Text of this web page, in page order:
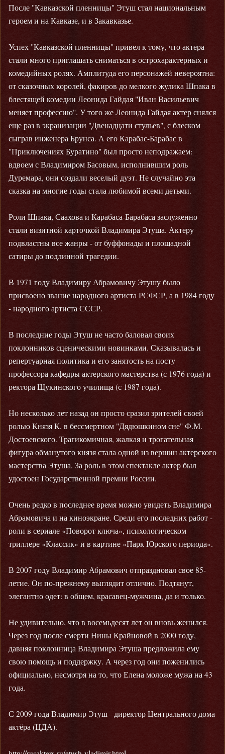
После "Кавказской пленницы" Этуш стал национальным
героем и на Кавказе, и в Закавказье.
Успех "Кавказской пленницы" привел к тому, что актера
стали много приглашать сниматься в острохарактерных и
комедийных ролях. Амплитуда его персонажей невероятна:
от сказочных королей, факиров до мелкого жулика Шпака в
блестящей комедии Леонида Гайдая "Иван Васильевич
меняет профессию". У того же Леонида Гайдая актер снялся
еще раз в экранизации "Двенадцати стульев", с блеском
сыграв инженера Брунса. А его Карабас-Барабас в
"Приключениях Буратино" был просто неподражаем:
вдвоем с Владимиром Басовым, исполнившим роль
Дуремара, они создали веселый дуэт. Не случайно эта
сказка на многие годы стала любимой всеми детьми.
Роли Шпака, Саахова и Карабаса-Барабаса заслуженно
стали визитной карточкой Владимира Этуша. Актеру
подвластны все жанры - от буффонады и площадной
сатиры до подлинной трагедии.
В 1971 году Владимиру Абрамовичу Этушу было
присвоено звание народного артиста РСФСР, а в 1984 году
- народного артиста СССР.
В последние годы Этуш не часто баловал своих
поклонников сценическими новинками. Сказывалась и
репертуарная политика и его занятость на посту
профессора кафедры актерского мастерства (с 1976 года) и
ректора Щукинского училища (с 1987 года).
Но несколько лет назад он просто сразил зрителей своей
ролью Князя К. в бессмертном "Дядюшкином сне" Ф.М.
Достоевского. Трагикомичная, жалкая и трогательная
фигура обманутого князя стала одной из вершин актерского
мастерства Этуша. За роль в этом спектакле актер был
удостоен Государственной премии России.
Очень редко в последнее время можно увидеть Владимира
Абрамовича и на киноэкране. Среди его последних работ -
роли в сериале «Поворот ключа», психологическом
триллере «Классик» и в картине «Парк Юрского периода».
В 2007 году Владимир Абрамович отпраздновал свое 85-
летие. Он по-прежнему выглядит отлично. Подтянут,
элегантно одет: в общем, красавец-мужчина, да и только.
Не удивительно, что в восемьдесят лет он вновь женился.
Через год после смерти Нины Крайновой в 2000 году,
давняя поклонница Владимира Этуша предложила ему
свою помощь и поддержку. А через год они поженились
официально, несмотря на то, что Елена моложе мужа на 43
года.
С 2009 года Владимир Этуш - директор Центрального дома
актёра (ЦДА).